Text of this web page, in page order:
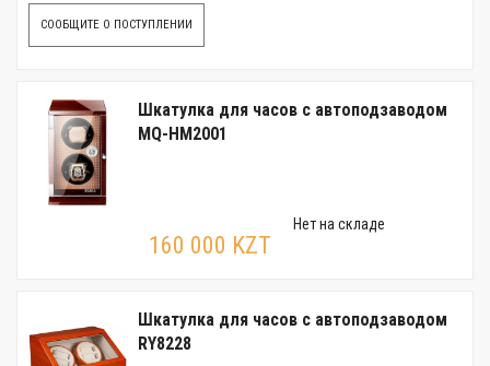
СООБЩИТЕ О ПОСТУПЛЕНИИ
Шкатулка для часов с автоподзаводом
MQ-HM2001
160 000 KZT
Нет на складе
Шкатулка для часов с автоподзаводом
RY8228